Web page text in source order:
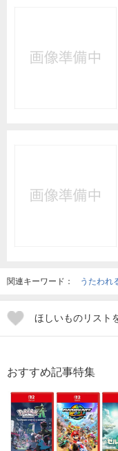
関連キーワード： うたわれ
ほしいものリスト
おすすめ記事特集